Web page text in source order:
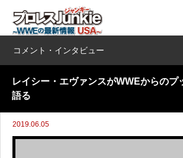
コメント・インタビュー
レイシー・エヴァンスがWWEからのプ
語る
2019.06.05